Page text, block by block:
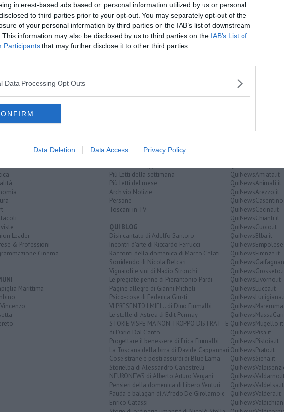
interest-based ads based on personal information utilized by us or personal
to third parties prior to your opt-out. You may separately opt-out of the
of your personal information by third parties on the IAB’s list of downstream
This information may also be disclosed by us to third parties on the IAB’s List of
Participants that may further disclose it to other third parties.
Data Processing Opt Outs
Data Deletion Data Access Privacy Policy
e vinta"
tensione alta tensione internet
Attualità
sui
Leader
& Professioni
Cinema
Marittima
Più Letti della settimana
Più Letti del mese
Archivio Notizie
Persone
Toscani in TV
QUI BLOG
Disincantato di Adolfo Santoro
Incontri d'arte di Riccardo Ferrucci
Racconti della domenica di Marco Celati
Sorridendo di Nicola Belcari
Vignaioli e vini di Nadio Stronchi
Le pregiate penne di Pierantonio Pardi
Pagine allegre di Gianni Micheli
Psico-cose di Federica Giusti
VI PRESENTO I MIEI... di Dino Fiumalbi
Le stelle di Astrea di Edit Permay
STORIE VISPE MA NON TROPPO DISTRATTE
di Dario Dal Canto
Progettare il benessere di Erica Fiumalbi
La Toscana della birra di Davide Cappannari
Cose strane e posti assurdi di Blue Lama
Storielba di Alessandro Canestrelli
NEURONEWS di Alberto Arturo Vergani
Pensieri della domenica di Libero Venturi
Fauda e balagan di Alfredo De Girolamo e
Enrico Catassi
IL NETWORK
QuiNewsAmiata.it
QuiNewsAnimali.it
QuiNewsArezzo.it
QuiNewsCecina.it
QuiNewsChianti.it
QuiNewsCuoio.it
QuiNewsElba.it
QuiNewsFirenze.it
QuiNewsLivorno.it
QuiNewsLucca.it
QuiNewsMugello.it
QuiNewsPisa.it
QuiNewsPistoia.it
QuiNewsPrato.it
QuiNewsSiena.it
QuiNewsValdarno.it
QuiNewsValdelsa.it
QuiNewsValdera.it